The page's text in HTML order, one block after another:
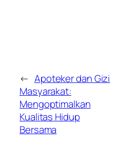
← Apoteker dan Gizi
Masyarakat:
Mengoptimalkan
Kualitas Hidup
Bersama